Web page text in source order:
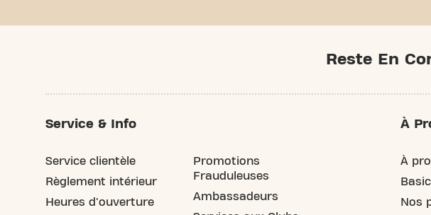
Reste En
Service & Info
Service clientèle
Règlement intérieur
Heures d'ouverture
Promotions
Frauduleuses
Ambassadeurs
À
À
Nos